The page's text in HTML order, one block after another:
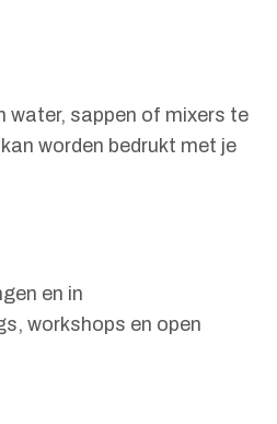
water, sappen of mixers te
worden bedrukt met je
en in
workshops en open